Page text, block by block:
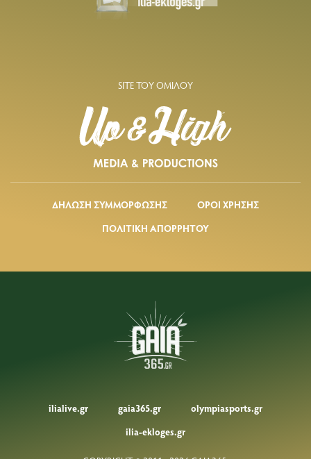
SITE ΤΟΥ ΟΜΙΛΟΥ
ΔΗΛΩΣΗ ΣΥΜΜΟΡΦΩΣΗΣ
ΟΡΟΙ ΧΡΗΣΗΣ
ΠΟΛΙΤΙΚΗ ΑΠΟΡΡΗΤΟΥ
ilialive.gr gaia365.gr
olympiasports.gr
ilia-ekloges.gr